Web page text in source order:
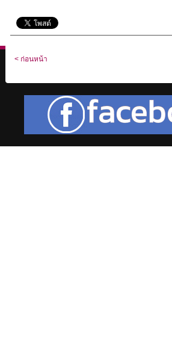
< ก่อนหน้า